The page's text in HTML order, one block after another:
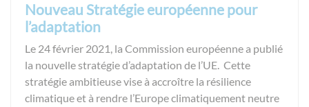
Nouveau Stratégie européenne pour
l’adaptation
Le 24 février 2021, la Commission européenne a publié
la nouvelle stratégie d’adaptation de l’UE. Cette
stratégie ambitieuse vise à accroître la résilience
climatique et à rendre l’Europe climatiquement neutre